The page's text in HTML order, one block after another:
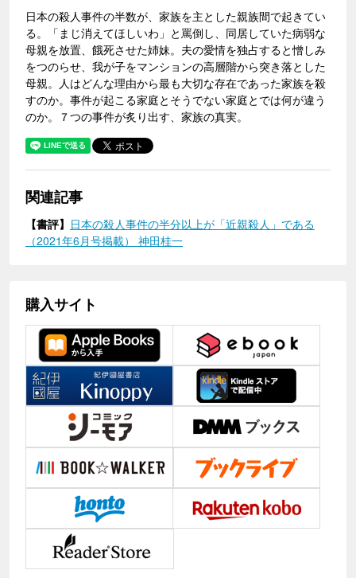
日本の殺人事件の半数が、家族を主とした親族間で起きてい
る。「まじ消えてほしいわ」と罵倒し、同居していた病弱な
母親を放置、餓死させた姉妹。夫の愛情を独占すると憎しみ
をつのらせ、我が子をマンションの高層階から突き落とした
母親。人はどんな理由から最も大切な存在であった家族を殺
すのか。事件が起こる家庭とそうでない家庭とでは何が違う
のか。７つの事件が炙り出す、家族の真実。
関連記事
【書評】 日本の殺人事件の半分以上が「近親殺人」である
（2021年6月号掲載） 神田桂一
購入サイト